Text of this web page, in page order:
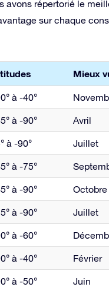
avons répertorié le
sur chaque
Mieux
à -40°
à -90° Avril
à -90° Juillet
à -75°
à -90° Octobre
à -90° Juillet
à -60°
à -40° Février
à -50° Juin